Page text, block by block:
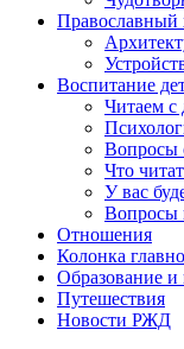
Православный
Воспитание
Читаем с
Вопросы
Что
У вас
Вопросы
Отношения
Колонка
Образование и
Путешествия
Новости РЖД